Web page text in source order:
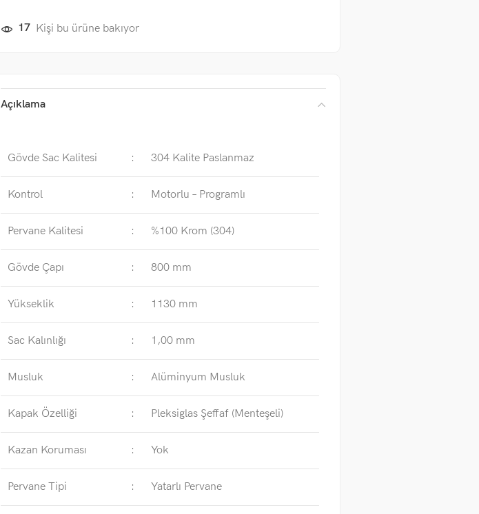
17 Kişi bu ürüne bakıyor
Açıklama
Gövde Sac Kalitesi : 304 Kalite Paslanmaz
Kontrol : Motorlu – Programlı
Pervane Kalitesi : %100 Krom (304)
Gövde Çapı : 800 mm
Yükseklik : 1130 mm
Sac Kalınlığı : 1,00 mm
Musluk : Alüminyum Musluk
Kapak Özelliği : Pleksiglas Şeffaf (Menteşeli)
Kazan Koruması : Yok
Pervane Tipi : Yatarlı Pervane